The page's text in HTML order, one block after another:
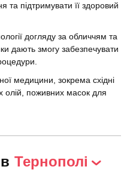
та підтримувати її здоровий
догляду за обличчям та
дають змогу забезпечувати
медицини, зокрема східні
олій, поживних масок для
Тернополі